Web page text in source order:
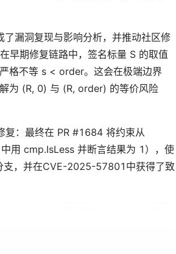
漏洞复现与影响分析，并推动社区修
早期修复链路中，签名标量 S 的取值
格不等 s < order。这会在极端边界
为 (R, 0) 与 (R, order) 的等价风险
复：最终在 PR #1684 将约束从
用 cmp.IsLess 并断言结果为 1），使
，并在CVE-2025-57801中获得了致